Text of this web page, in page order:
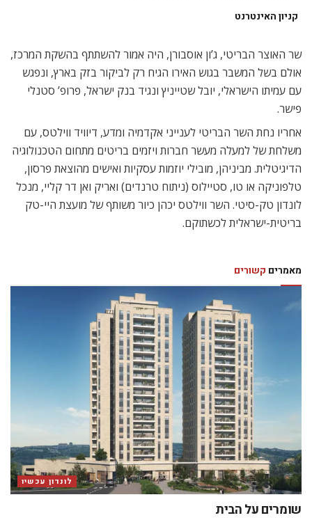
קניון האינטרנט
שר האוצר הבריטי, ג’ון אוסבורן, היה אמור להשתתף בהשקת המרכז,
אולם בשל המשבר בגוש האירו הגיח רק לביקור בזק בארץ, ונפגש
עם עמיתו הישראלי, יובל שטייניץ ונגיד בנק ישראל, פרופ’ סטנלי
פישר.
אחריו נחת השר הבריטי לענייני אקדמיה ומדע, דיוויד ווילטס, עם
משלחת של למעלה מעשר חברות ויזמים בריטים מתחום הטכנולוגיה
הדיגיטלית. מביניהן, מובילי יוזמות עסקיות ואישים מהוצאת פרסון,
טלפוניקה או טו, סטיילוס (ניתוח טרנדים) ואריק ואן דר קליי, מנכל
לונדון טק-סיטי. השר ווילטס יכהן כיור משותף של מועצת היי-טק
בריטית-ישראלית לכשתוקם.
מאמרים קשורים
לונדון עכשיו
שומרים על הבית